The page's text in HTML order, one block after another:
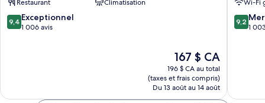
Restaurant
Climatisation
9.4
sur
9,4 Exceptionnel
1 006 avis
Le
prix
est
de
167 $ CA
167 $ CA
196 $ CA au total
(taxes et frais compris)
Du 13 août au 14 août
Wi-Fi
9.2
sur
9,2
1